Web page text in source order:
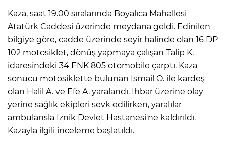
Kaza, saat 19.00 sıralarında Boyalıca Mahallesi
Atatürk Caddesi üzerinde meydana geldi. Edinilen
bilgiye göre, cadde üzerinde seyir halinde olan 16 DP
102 motosiklet, dönüş yapmaya çalışan Talip K.
idaresindeki 34 ENK 805 otomobile çarptı. Kaza
sonucu motosiklette bulunan İsmail Ö. ile kardeş
olan Halil A. ve Efe A. yaralandı. İhbar üzerine olay
yerine sağlık ekipleri sevk edilirken, yaralılar
ambulansla İznik Devlet Hastanesi'ne kaldırıldı.
Kazayla ilgili inceleme başlatıldı.